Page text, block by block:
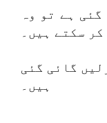
ہے تو وہ
کر سکتے ہیں۔
گائی گئی
ہیں۔